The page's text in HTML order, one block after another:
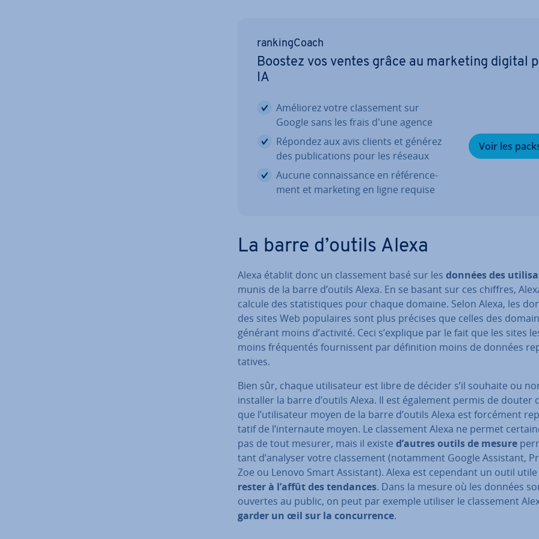
ran­king­Coach
Boostez vos ventes grâce au marketing digital
IA
Améliorez votre clas­se­ment sur
Google sans les frais d'une agence
Répondez aux avis clients et générez
des pu­bli­ca­tions pour les réseaux
Aucune con­nais­sance en ré­fé­ren­ce­
ment et marketing en ligne requise
Voir les
La barre d’outils Alexa
Alexa établit donc un clas­se­ment basé sur les données des
munis de la barre d’outils Alexa. En se basant sur ces chiffres,
calcule des sta­tis­tiques pour chaque domaine. Selon Alexa, les
des sites Web po­pu­laires sont plus précises que celles des
générant moins d’activité. Ceci s’explique par le fait que les sites
moins fré­quen­tés four­nis­sent par dé­fi­ni­tion moins de données
ta­tives.
Bien sûr, chaque uti­li­sa­teur est libre de décider s’il souhaite ou
installer la barre d’outils Alexa. Il est également permis de douter
que l’uti­li­sa­teur moyen de la barre d’outils Alexa est forcément
ta­tif de l’in­ter­naute moyen. Le clas­se­ment Alexa ne permet
pas de tout mesurer, mais il existe d’autres outils de mesure
tant d’analyser votre clas­se­ment (notamment Google Assistant,
Zoe ou Lenovo Smart Assistant). Alexa est cependant un outil
rester à l’affût des tendances. Dans la mesure où les données
ouvertes au public, on peut par exemple utiliser le clas­se­ment
garder un œil sur la con­cur­rence.